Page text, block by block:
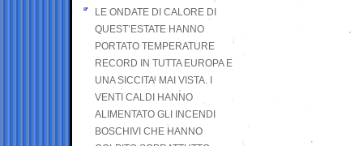
LE ONDATE DI CALORE DI
QUEST’ESTATE HANNO
PORTATO TEMPERATURE
RECORD IN TUTTA EUROPA E
UNA SICCITA’ MAI VISTA. I
VENTI CALDI HANNO
ALIMENTATO GLI INCENDI
BOSCHIVI CHE HANNO